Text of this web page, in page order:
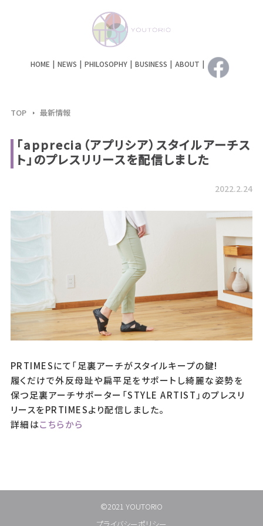
HOME NEWS PHILOSOPHY BUSINESS ABOUT
TOP 最新情報
「apprecia（アプリシア）スタイルアーチス
ト」のプレスリリースを配信しました
2022.2.24
PRTIMESにて「足裏アーチがスタイルキープの鍵!
履くだけで外反母趾や扁平足をサポートし綺麗な姿勢を
保つ足裏アーチサポーター「STYLE ARTIST」のプレスリ
リースをPRTIMESより配信しました。
詳細はこちらから
©2021 YOUTORIO